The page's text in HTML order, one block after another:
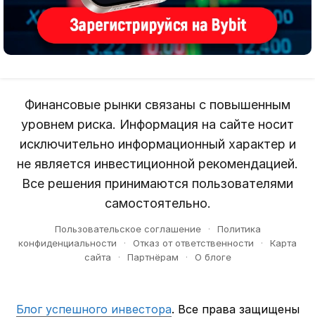
Финансовые рынки связаны с повышенным
уровнем риска. Информация на сайте носит
исключительно информационный характер и
не является инвестиционной рекомендацией.
Все решения принимаются пользователями
самостоятельно.
Пользовательское соглашение ·
Политика
конфиденциальности
· Отказ от ответственности ·
Карта
сайта
· Партнёрам · О блоге
Блог успешного инвестора. Все права защищены